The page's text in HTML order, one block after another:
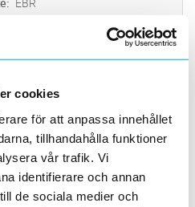
cookies
för att anpassa innehållet
tillhandahålla funktioner
vår trafik. Vi
identifierare och annan
de sociala medier och
EBR
HE 120A
i kundvagn
2057-01
EBR
i kundvagn
4528-01 HEA160
EBR
HE 160A